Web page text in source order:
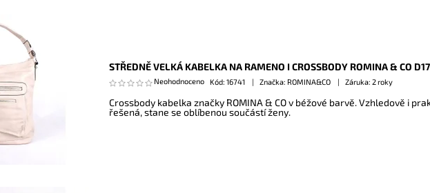
STŘEDNĚ VELKÁ KABELKA NA RAMENO I CROSSBODY ROMINA & CO
Neohodnoceno Kód: 16741 Značka: ROMINA&CO Záruka: 2 roky
Crossbody kabelka značky ROMINA & CO v béžové barvě. Vzhledově i
řešená, stane se oblíbenou součástí ženy.